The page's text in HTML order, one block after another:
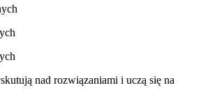
nad rozwiązaniami i uczą się na